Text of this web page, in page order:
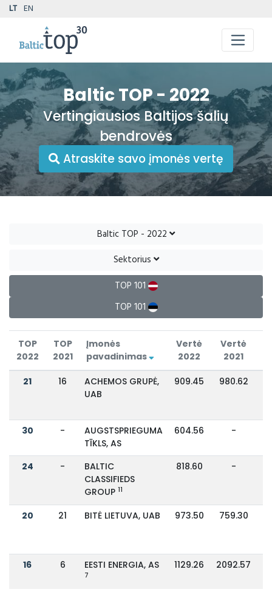
LT EN
Baltic TOP - 2022
Vertingiausios Baltijos šalių
bendrovės
Atraskite savo įmonės vertę
Baltic TOP - 2022
Sektorius
TOP 101
TOP 101
TOP
2022
TOP
2021
Įmonės
pavadinimas
Vertė
2022
Vertė
2021
21 16
ACHEMOS GRUPĖ,
UAB
909.45 980.62
30 -
AUGSTSPRIEGUMA
TĪKLS, AS
604.56 -
24 -
BALTIC
CLASSIFIEDS
GROUP 11
818.60 -
20 21 BITĖ LIETUVA, UAB 973.50 759.30
16 6 EESTI ENERGIA, AS
7
1129.26 2092.57